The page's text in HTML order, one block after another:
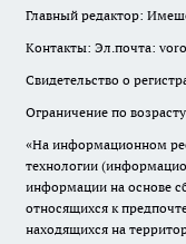
Главный редактор:
Контакты: Эл.почта:
Свидетельство о
Ограничение по
«На информационном
технологии
информации на основе
относящихся к
находящихся на